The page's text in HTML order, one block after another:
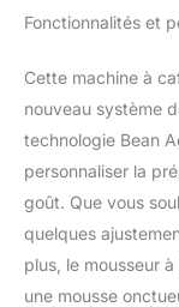
Fonctionnalités et
Cette machine à
nouveau système
technologie Bean
personnaliser la
goût. Que vous
quelques
plus, le mousseur
une mousse